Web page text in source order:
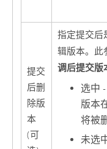
提交
后删
除版
本
(可
指定提交后
辑版本。此
调后提交版
选中
版本
将被
未选